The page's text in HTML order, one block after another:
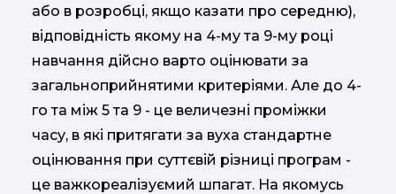
або в розробці, якщо казати про середню),
відповідність якому на 4-му та 9-му році
навчання дійсно варто оцінювати за
загальноприйнятими критеріями. Але до 4-
го та між 5 та 9 - це величезні проміжки
часу, в які притягати за вуха стандартне
оцінювання при суттєвій різниці програм -
це важкореалізуємий шпагат. На якомусь